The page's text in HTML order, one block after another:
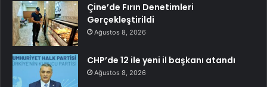
Çine’de Fırın Denetimleri
Gerçekleştirildi
Ağustos 8, 2026
CHP’de 12 ile yeni il başkanı atandı
Ağustos 8, 2026